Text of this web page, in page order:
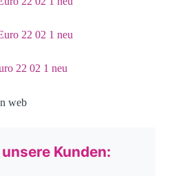
Kunden: